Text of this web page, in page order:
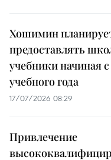
Хошимин
предоставлять
учебники начиная
учебного года
17/07/2026 08:29
Привлечение